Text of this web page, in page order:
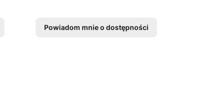
Powiadom mnie o dostępności